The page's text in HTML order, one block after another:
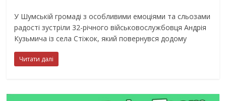
У Шумській громаді з особливими емоціями та сльозами
радості зустріли 32-річного військовослужбовця Андрія
Кузьмича із села Стіжок, який повернувся додому
Читати далі